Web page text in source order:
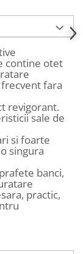
contine otet
fara
revigorant.
sale de
si foarte
singura
banci,
practic,